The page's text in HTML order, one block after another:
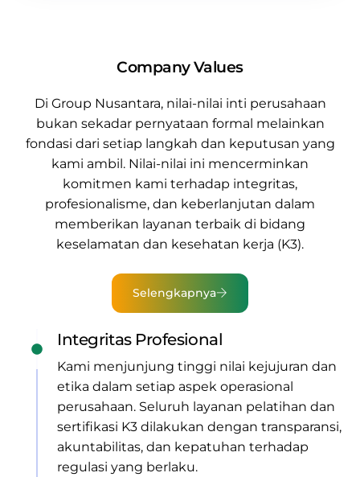
Company Values
Di Group Nusantara, nilai-nilai inti perusahaan
bukan sekadar pernyataan formal melainkan
fondasi dari setiap langkah dan keputusan yang
kami ambil. Nilai-nilai ini mencerminkan
komitmen kami terhadap integritas,
profesionalisme, dan keberlanjutan dalam
memberikan layanan terbaik di bidang
keselamatan dan kesehatan kerja (K3).
Selengkapnya
Integritas Profesional
Kami menjunjung tinggi nilai kejujuran dan
etika dalam setiap aspek operasional
perusahaan. Seluruh layanan pelatihan dan
sertifikasi K3 dilakukan dengan transparansi,
akuntabilitas, dan kepatuhan terhadap
regulasi yang berlaku.